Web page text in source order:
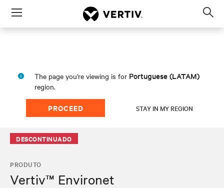
Menu
The page you're viewing is for Portuguese (LATAM)
region.
PROCEED STAY IN MY REGION
DESCONTINUADO
PRODUTO
Vertiv™ Environet